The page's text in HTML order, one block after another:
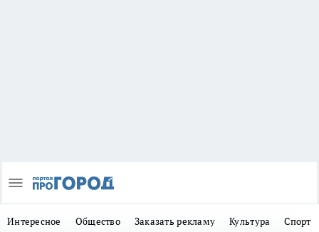
Интересное Общество Заказать рекламу Культура Спорт